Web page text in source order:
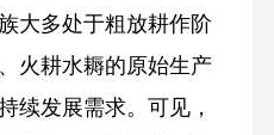
大多处于粗放耕作阶
火耕水耨的原始生产
续发展需求。可见，